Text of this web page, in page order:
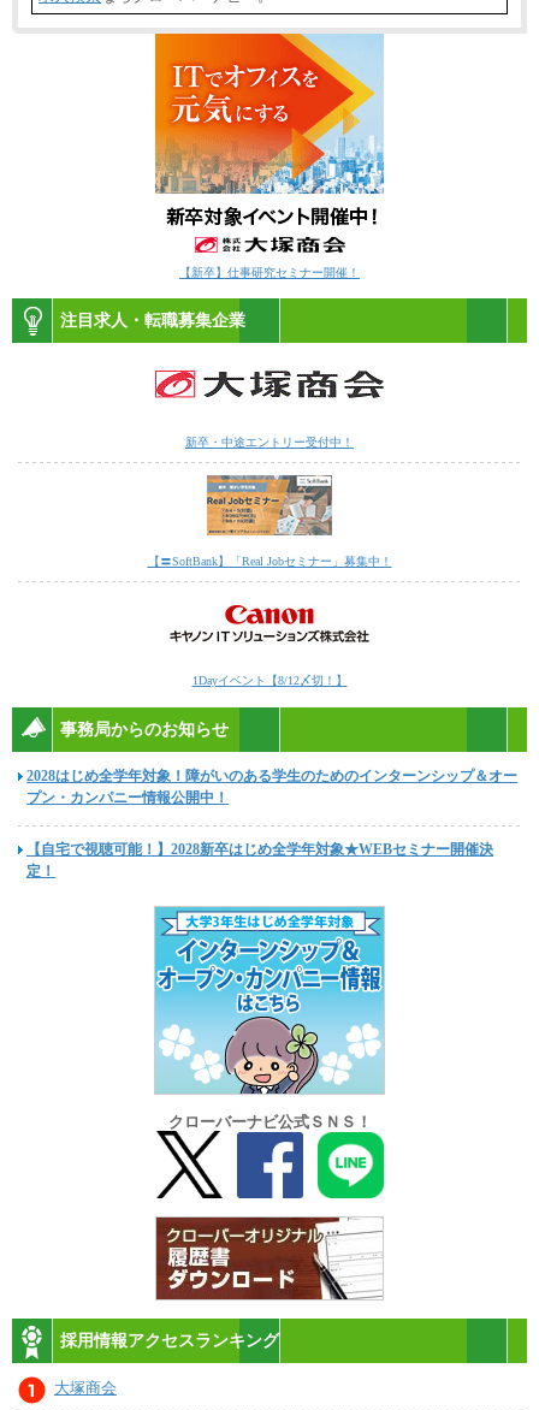
【新卒】仕事研究セミナー開催！
注目求人・転職募集企業
新卒・中途エントリー受付中！
【〓SoftBank】「Real Jobセミナー」募集中！
1Dayイベント【8/12〆切！】
事務局からのお知らせ
2028はじめ全学年対象！障がいのある学生のためのインターンシップ＆オー
プン・カンパニー情報公開中！
【自宅で視聴可能！】2028新卒はじめ全学年対象★WEBセミナー開催決
定！
クローバーナビ公式ＳＮＳ！
採用情報アクセスランキング
大塚商会